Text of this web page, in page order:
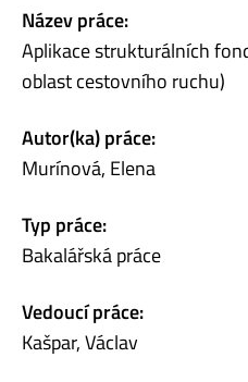
Název práce:
Aplikace strukturálních
oblast cestovního ruchu)
Autor(ka) práce:
Murínová, Elena
Typ práce:
Bakalářská práce
Vedoucí práce:
Kašpar, Václav